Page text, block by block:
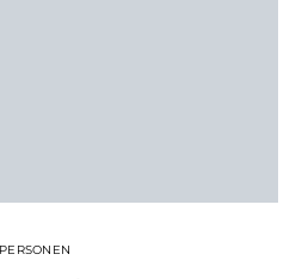
PERSONEN